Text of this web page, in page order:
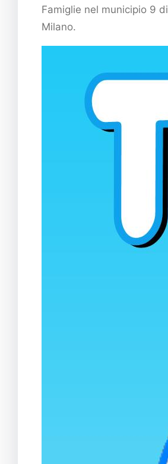
Famiglie nel municipio 9 di
Milano.